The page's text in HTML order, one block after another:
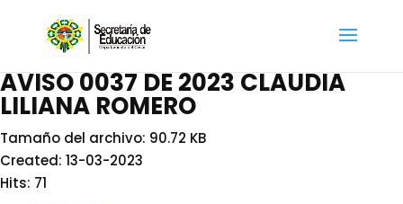
AVISO 0037 DE 2023 CLAUDIA
LILIANA ROMERO
Tamaño del archivo: 90.72 KB
Created: 13-03-2023
Hits: 71